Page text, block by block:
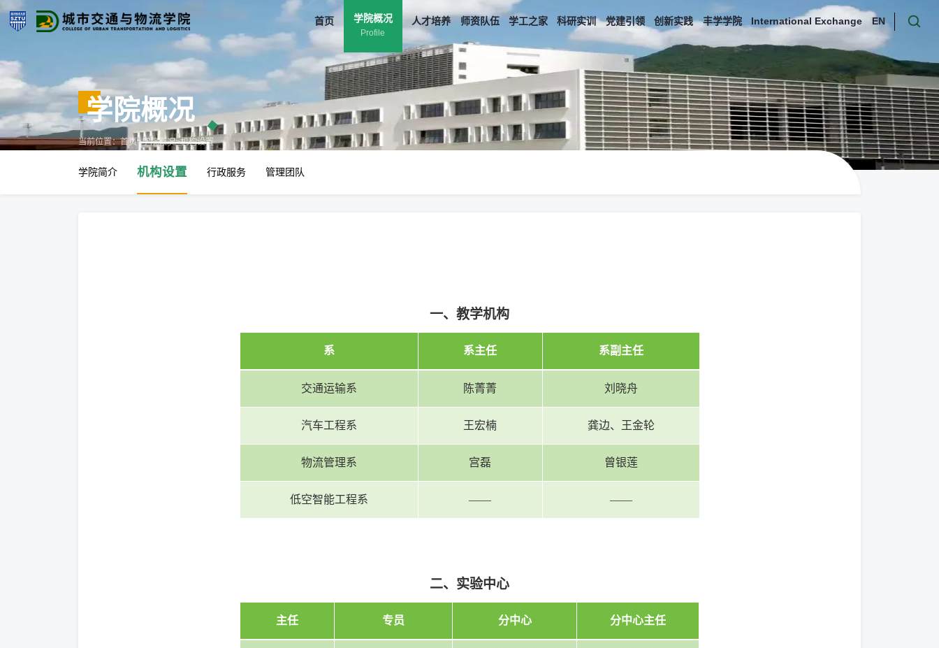
首页 学院概况
Profile
人才培养 师资队伍 学工之家 科研实训 党建引领 创新实践 丰学学院 International Exchange EN
学院概况
当前位置：首页>学院概况>机构设置
学院简介 机构设置 行政服务 管理团队
一、教学机构
系 系主任 系副主任
交通运输系 陈菁菁 刘晓舟
汽车工程系 王宏楠 龚边、王金轮
物流管理系 宫磊 曾银莲
低空智能工程系 —— ——
二、实验中心
主任 专员 分中心 分中心主任